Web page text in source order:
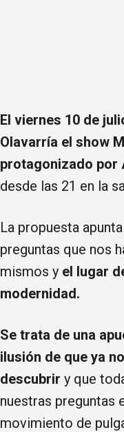
El viernes 10 de
Olavarría el show
protagonizado por
desde las 21 en la
La propuesta
preguntas que nos
mismos y el lugar
modernidad.
Se trata de una
ilusión de que ya
descubrir y que
nuestras preguntas
movimiento de